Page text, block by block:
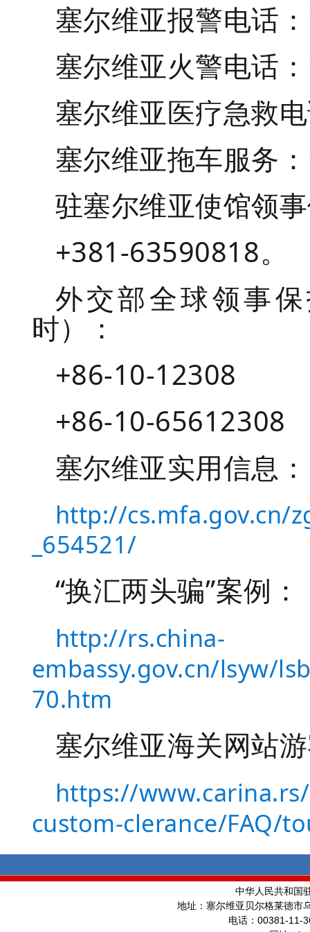
塞尔维亚报警电话
塞尔维亚火警电话
塞尔维亚医疗急救
塞尔维亚拖车服务
驻塞尔维亚使馆领
+381-63590818。
外交部全球领事
时）：
+86-10-12308
+86-10-65612308
塞尔维亚实用信息：
http://cs.mfa.gov.cn/
_654521/
“换汇两头骗”案例：
http://rs.china-
embassy.gov.cn/lsyw/
70.htm
塞尔维亚海关网站
https://
custom-clerance/FAQ/
中华人民共和国
地址：塞尔维亚贝尔格莱德市
电话： 00381-11-